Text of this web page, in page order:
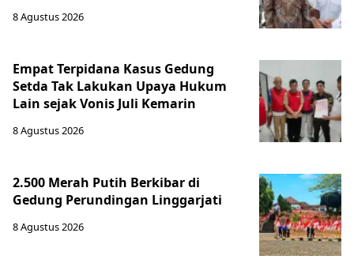
8 Agustus 2026
Empat Terpidana Kasus Gedung
Setda Tak Lakukan Upaya Hukum
Lain sejak Vonis Juli Kemarin
8 Agustus 2026
2.500 Merah Putih Berkibar di
Gedung Perundingan Linggarjati
8 Agustus 2026